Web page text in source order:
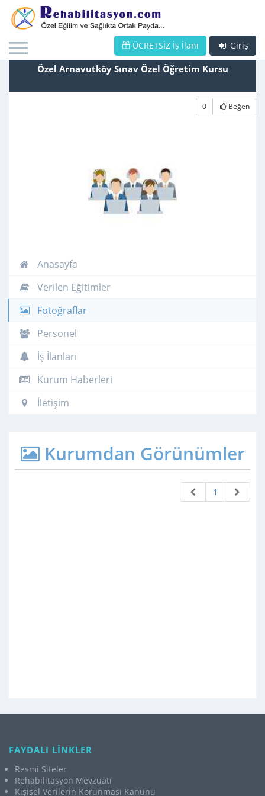
Giriş
ÜCRETSİZ İş İlanı
Özel Arnavutköy Sınav Özel Öğretim Kursu
0 Beğen
Anasayfa
Verilen Eğitimler
Fotoğraflar
Personel
İş İlanları
Kurum Haberleri
İletişim
Kurumdan Görünümler
1
FAYDALI LİNKLER
Resmi Siteler
Rehabilitasyon Mevzuatı
Kişisel Verilerin Korunması Kanunu